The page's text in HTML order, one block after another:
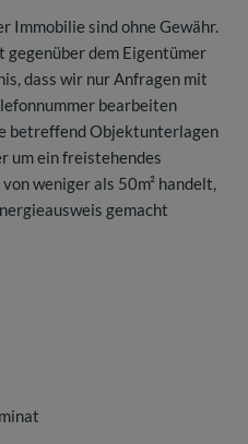
Immobilie sind ohne Gewähr.
dem Eigentümer
dass wir nur Anfragen mit
bearbeiten
betreffend Objektunterlagen
um ein freistehendes
weniger als 50m² handelt,
gemacht